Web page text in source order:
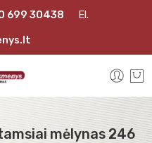
699 30438 El.
mėlynas 246